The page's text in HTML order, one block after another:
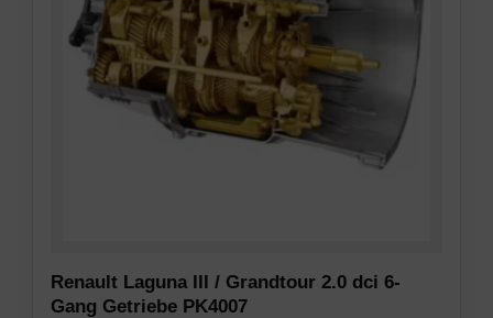
Renault Laguna III / Grandtour 2.0 dci 6-
Gang Getriebe PK4007